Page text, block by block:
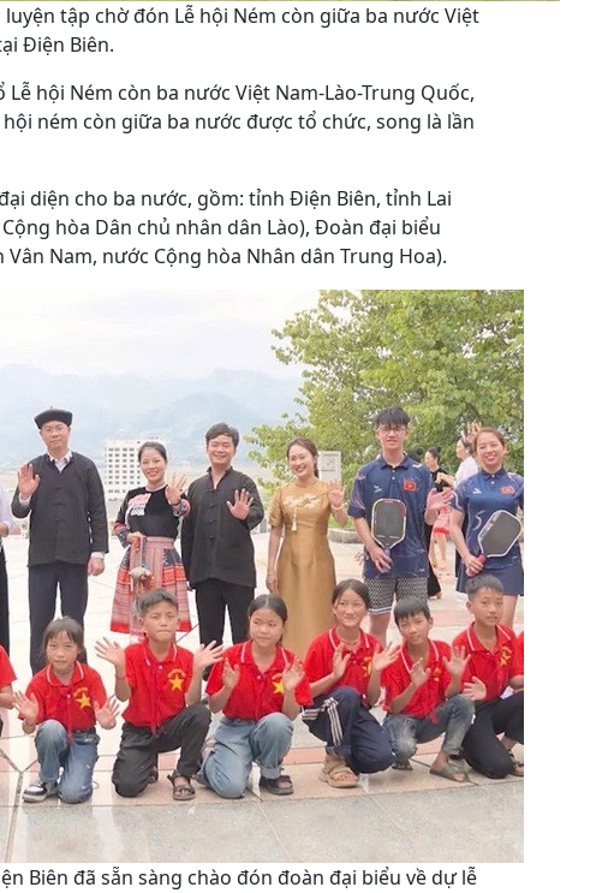
tập chờ đón Lễ hội Ném còn giữa ba nước Việt
Điện Biên.
hội Ném còn ba nước Việt Nam-Lào-Trung Quốc,
ném còn giữa ba nước được tổ chức, song là lần
diện cho ba nước, gồm: tỉnh Điện Biên, tỉnh Lai
hòa Dân chủ nhân dân Lào), Đoàn đại biểu
Nam, nước Cộng hòa Nhân dân Trung Hoa).
Biên đã sẵn sàng chào đón đoàn đại biểu về dự lễ